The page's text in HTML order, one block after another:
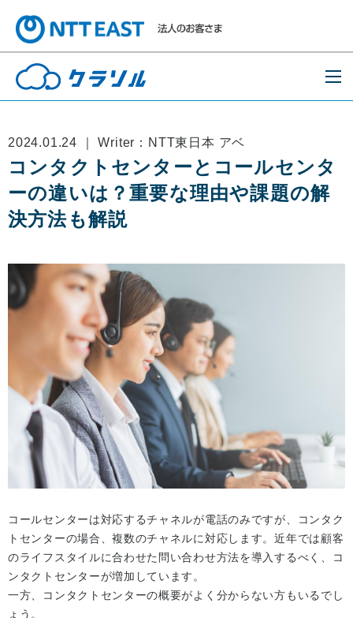
2024.01.24 ｜ Writer：NTT東日本 アベ
コンタクトセンターとコールセンタ
ーの違いは？重要な理由や課題の解
決方法も解説
コールセンターは対応するチャネルが電話のみですが、コンタク
トセンターの場合、複数のチャネルに対応します。近年では顧客
のライフスタイルに合わせた問い合わせ方法を導入するべく、コ
ンタクトセンターが増加しています。
一方、コンタクトセンターの概要がよく分からない方もいるでし
ょう。